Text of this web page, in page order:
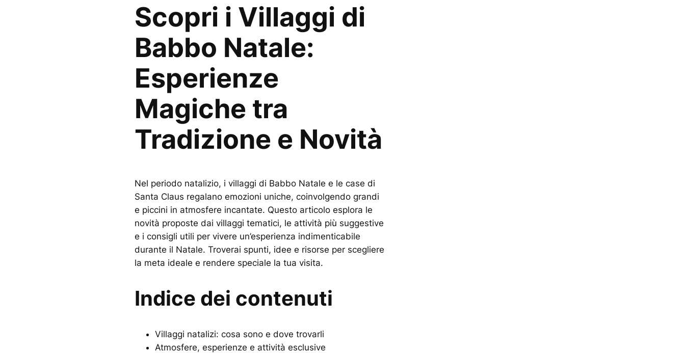
Scopri i Villaggi di
Babbo Natale:
Esperienze
Magiche tra
Tradizione e Novità
Nel periodo natalizio, i villaggi di Babbo Natale e le case di
Santa Claus regalano emozioni uniche, coinvolgendo grandi
e piccini in atmosfere incantate. Questo articolo esplora le
novità proposte dai villaggi tematici, le attività più suggestive
e i consigli utili per vivere un’esperienza indimenticabile
durante il Natale. Troverai spunti, idee e risorse per scegliere
la meta ideale e rendere speciale la tua visita.
Indice dei contenuti
Villaggi natalizi: cosa sono e dove trovarli
Atmosfere, esperienze e attività esclusive